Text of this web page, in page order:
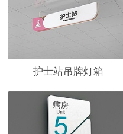
护士站吊牌灯箱